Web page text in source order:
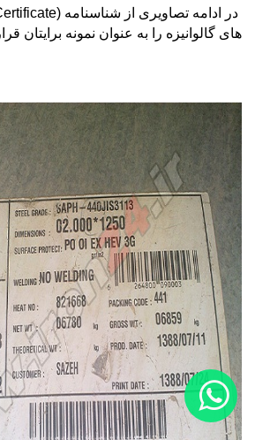
های گالوانیزه را به عنوان نمونه برایتان